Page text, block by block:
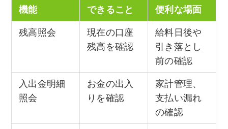
機能 できること 便利な場面
残高照会
現在の口座
残高を確認
給料日後や
引き落とし
前の確認
入出金明細
照会
お金の出入
りを確認
家計管理、
支払い漏れ
の確認